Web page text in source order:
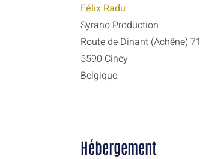
Félix Radu
Syrano Production
Route de Dinant (Achêne) 71
5590 Ciney
Belgique
Hébergement